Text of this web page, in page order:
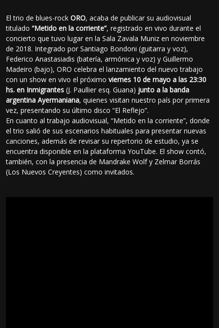
El trio de blues-rockORO, acaba de publicar su audiovisual
titulado“Metido en la corriente”, registrado en vivo durante el
concierto que tuvo lugar en la Sala Zavala Muniz en noviembre
de 2018. Integrado por Santiago Bondoni (guitarra y voz),
Federico Anastasiadis (batería, armónica y voz) y Guillermo
Madeiro (bajo), ORO celebra el lanzamiento del nuevo trabajo
con un show en vivo el próximoviernes 10 de mayo a las 23:30
hs. en Inmigrantes (J. Paullier esq. Guana) junto a la banda
argentina Ayermaniana, quienes visitan nuestro país por primera
vez, presentando su último disco “El Reflejo”.
En cuanto al trabajo audiovisual, “Metido en la corriente”, donde
el trio salió de sus escenarios habituales para presentar nuevas
canciones, además de revisar su repertorio de estudio, ya se
encuentra disponible en la plataforma YouTube. El show contó,
también, con la presencia de Mandrake Wolf y Zelmar Borrás
(Los Nuevos Creyentes) como invitados.